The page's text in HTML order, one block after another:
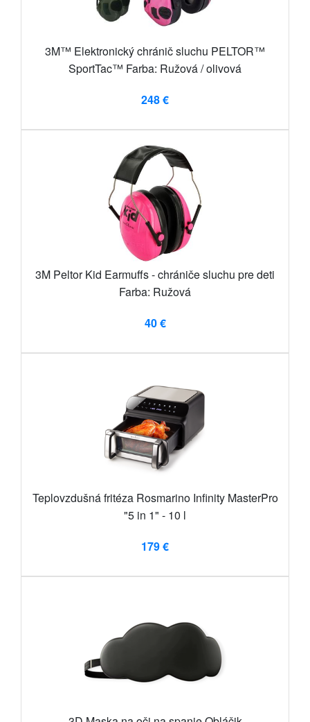
3M™ Elektronický chránič sluchu PELTOR™
SportTac™ Farba: Ružová / olivová
248 €
3M Peltor Kid Earmuffs - chrániče sluchu pre deti
Farba: Ružová
40 €
Teplovzdušná fritéza Rosmarino Infinity MasterPro
"5 in 1" - 10 l
179 €